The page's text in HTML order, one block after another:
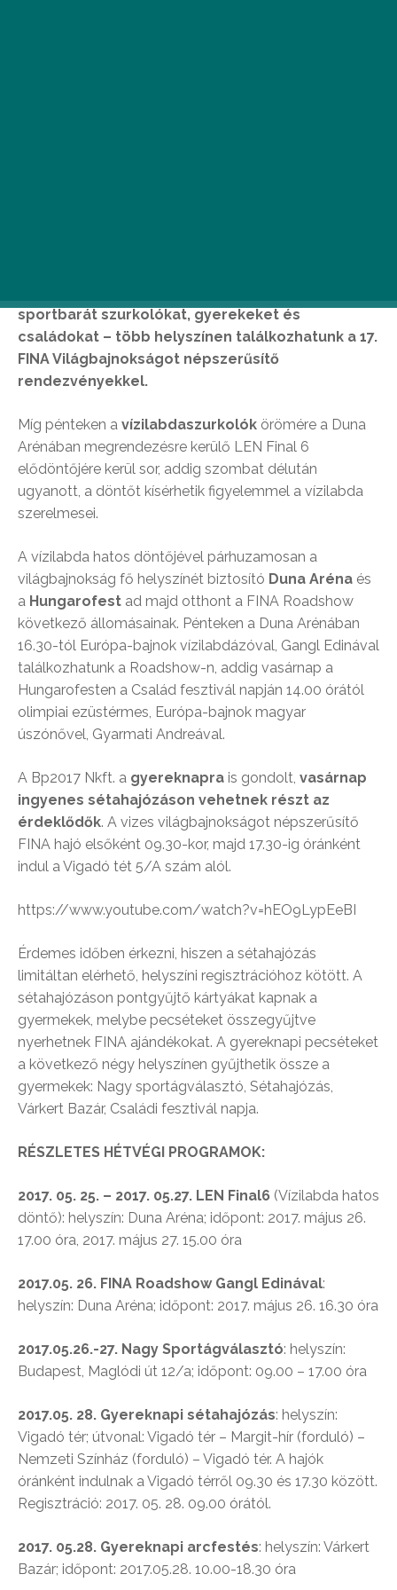
sportbarát szurkolókat, gyerekeket és
családokat – több helyszínen találkozhatunk a 17.
FINA Világbajnokságot népszerűsítő
rendezvényekkel.
Míg pénteken a vízilabdaszurkolók örömére a Duna
Arénában megrendezésre kerülő LEN Final 6
elődöntőjére kerül sor, addig szombat délután
ugyanott, a döntőt kísérhetik figyelemmel a vízilabda
szerelmesei.
A vízilabda hatos döntőjével párhuzamosan a
világbajnokság fő helyszínét biztosító Duna Aréna és
a Hungarofest ad majd otthont a FINA Roadshow
következő állomásainak. Pénteken a Duna Arénában
16.30-tól Európa-bajnok vízilabdázóval, Gangl Edinával
találkozhatunk a Roadshow-n, addig vasárnap a
Hungarofesten a Család fesztivál napján 14.00 órától
olimpiai ezüstérmes, Európa-bajnok magyar
úszónővel, Gyarmati Andreával.
A Bp2017 Nkft. a gyereknapra is gondolt, vasárnap
ingyenes sétahajózáson vehetnek részt az
érdeklődők. A vizes világbajnokságot népszerűsítő
FINA hajó elsőként 09.30-kor, majd 17.30-ig óránként
indul a Vigadó tét 5/A szám alól.
https://www.youtube.com/watch?v=hEO9LypEeBI
Érdemes időben érkezni, hiszen a sétahajózás
limitáltan elérhető, helyszíni regisztrációhoz kötött. A
sétahajózáson pontgyűjtő kártyákat kapnak a
gyermekek, melybe pecséteket összegyűjtve
nyerhetnek FINA ajándékokat. A gyereknapi pecséteket
a következő négy helyszínen gyűjthetik össze a
gyermekek: Nagy sportágválasztó, Sétahajózás,
Várkert Bazár, Családi fesztivál napja.
RÉSZLETES HÉTVÉGI PROGRAMOK:
2017. 05. 25. – 2017. 05.27. LEN Final6 (Vízilabda hatos
döntő): helyszín: Duna Aréna; időpont: 2017. május 26.
17.00 óra, 2017. május 27. 15.00 óra
2017.05. 26. FINA Roadshow Gangl Edinával:
helyszín: Duna Aréna; időpont: 2017. május 26. 16.30 óra
2017.05.26.-27. Nagy Sportágválasztó: helyszín:
Budapest, Maglódi út 12/a; időpont: 09.00 – 17.00 óra
2017.05. 28. Gyereknapi sétahajózás: helyszín:
Vigadó tér; útvonal: Vigadó tér – Margit-hír (forduló) –
Nemzeti Színház (forduló) – Vigadó tér. A hajók
óránként indulnak a Vigadó térről 09.30 és 17.30 között.
Regisztráció: 2017. 05. 28. 09.00 órától.
2017. 05.28. Gyereknapi arcfestés: helyszín: Várkert
Bazár; időpont: 2017.05.28. 10.00-18.30 óra